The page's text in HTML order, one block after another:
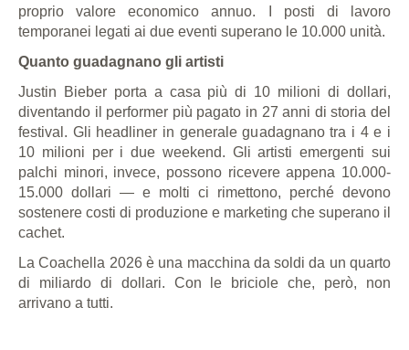
proprio valore economico annuo. I posti di lavoro
temporanei legati ai due eventi superano le 10.000 unità.
Quanto guadagnano gli artisti
Justin Bieber porta a casa più di 10 milioni di dollari,
diventando il performer più pagato in 27 anni di storia del
festival. Gli headliner in generale guadagnano tra i 4 e i
10 milioni per i due weekend. Gli artisti emergenti sui
palchi minori, invece, possono ricevere appena 10.000-
15.000 dollari — e molti ci rimettono, perché devono
sostenere costi di produzione e marketing che superano il
cachet.
La Coachella 2026 è una macchina da soldi da un quarto
di miliardo di dollari. Con le briciole che, però, non
arrivano a tutti.